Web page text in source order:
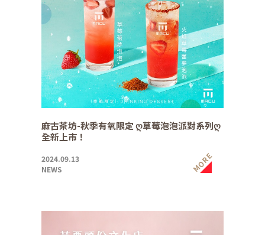
麻古茶坊-秋季有氧限定 ღ草莓泡泡派對系列ღ
全新上市！
2024.09.13
NEWS
MORE